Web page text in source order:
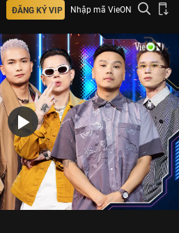
ĐĂNG KÝ VIP Nhập mã VieON